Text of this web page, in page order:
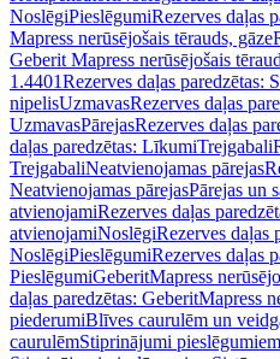
NoslēgiPieslēgumiRezerves daļas
Mapress nerūsējošais tērauds, gāze
Geberit Mapress nerūsējošais
1.4401Rezerves daļas paredzētas:
nipelisUzmavasRezerves daļas
UzmavasPārejasRezerves daļas
daļas paredzētas: LīkumiTrejgabali
TrejgabaliNeatvienojamas pārejas
Neatvienojamas pārejasPārejas un
atvienojamiRezerves daļas
atvienojamiNoslēgiRezerves daļas
NoslēgiPieslēgumiRezerves daļas
PieslēgumiGeberitMapress
daļas paredzētas: GeberitMapress
piederumiBlīves caurulēm un
caurulēmStiprinājumi pieslēgumiem